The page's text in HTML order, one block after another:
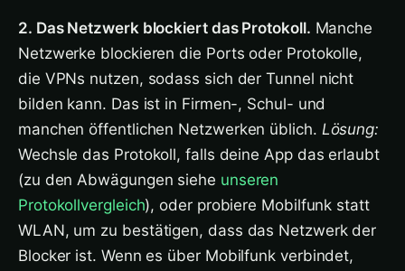
2. Das Netzwerk blockiert das Protokoll. Manche
Netzwerke blockieren die Ports oder Protokolle,
die VPNs nutzen, sodass sich der Tunnel nicht
bilden kann. Das ist in Firmen-, Schul- und
manchen öffentlichen Netzwerken üblich. Lösung:
Wechsle das Protokoll, falls deine App das erlaubt
(zu den Abwägungen siehe unseren
Protokollvergleich), oder probiere Mobilfunk statt
WLAN, um zu bestätigen, dass das Netzwerk der
Blocker ist. Wenn es über Mobilfunk verbindet,